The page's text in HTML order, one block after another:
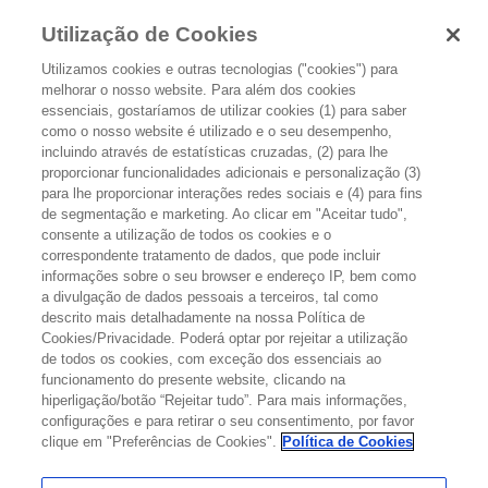
CANCRO DO CÉREBRO: SINTOMAS
DE ALERTA
Os sintomas dos tumores cerebrais dependem dotamanho, tipo
localizaçãodo tumor. Os sintomas podem surgir quando o tumor
comprime um nervo ou danifica determinada área do encéfalo. Os
sintomas podem ainda surgir quando o encéfalo incha ou o líquido
dentro do crânio aumenta.
SINTOMAS FREQUENTES
Os sintomas mais frequentes dos tumores cerebrais são os
Utilização de Cookies
Utilizamos cookies e outras tecnologias ("cookies") para
melhorar o nosso website. Para além dos cookies
essenciais, gostaríamos de utilizar cookies (1) para saber
como o nosso website é utilizado e o seu desempenho,
incluindo através de estatísticas cruzadas, (2) para lhe
proporcionar funcionalidades adicionais e personalização (3)
para lhe proporcionar interações redes sociais e (4) para fins
de segmentação e marketing. Ao clicar em "Aceitar tudo",
consente a utilização de todos os cookies e o
correspondente tratamento de dados, que pode incluir
informações sobre o seu browser e endereço IP, bem como
a divulgação de dados pessoais a terceiros, tal como
descrito mais detalhadamente na nossa Política de
Cookies/Privacidade. Poderá optar por rejeitar a utilização
de todos os cookies, com exceção dos essenciais ao
funcionamento do presente website, clicando na
hiperligação/botão “Rejeitar tudo”. Para mais informações,
configurações e para retirar o seu consentimento, por favor
clique em "Preferências de Cookies". Política de Cookies